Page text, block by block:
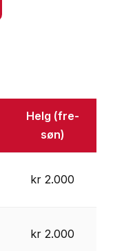
Helg (fre-
søn)
kr 2.000
kr 2.000